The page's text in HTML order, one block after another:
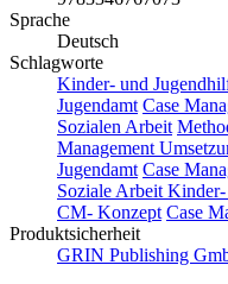
Sprache
Deutsch
Schlagworte
Kinder- und
Jugendamt Case
Sozialen Arbeit
Management
Jugendamt Case
Soziale Arbeit
CM- Konzept Case
Produktsicherheit
GRIN Publishing